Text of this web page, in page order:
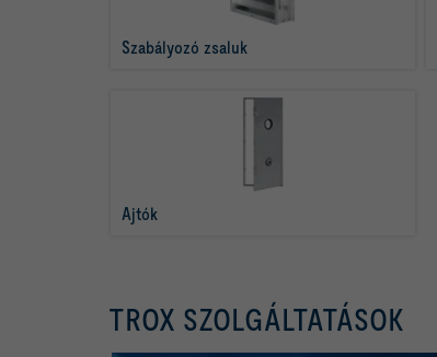
Szabályozó zsaluk
Ajtók
TROX SZOLGÁLTATÁSOK